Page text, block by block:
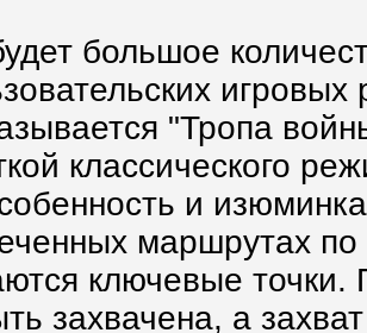
большое
"Тропа
классического
и
маршрутах
ключевые точки.
захвачена, а